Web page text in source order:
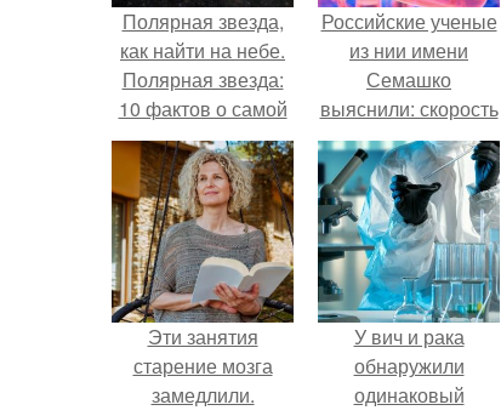
Полярная звезда,
как найти на небе.
Полярная звезда:
10 фактов о самой
известной звезде
ночного неба.
Российские ученые
из нии имени
Семашко
выяснили: скорость
старения напрямую
зависит от
состояния сосудов
и работы сердца.
Эти занятия
старение мозга
замедлили.
У вич и рака
обнаружили
одинаковый